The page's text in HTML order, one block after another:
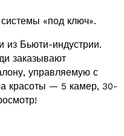
системы «под ключ».
из Бьюти-индустрии.
заказывают
управляемую с
красоты — 5 камер, 30-